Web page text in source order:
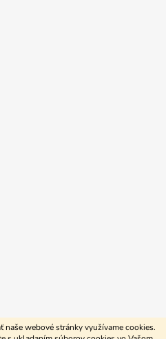
webové stránky využívame cookies.